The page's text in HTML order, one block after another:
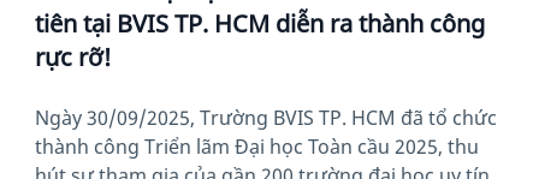
tiên tại BVIS TP. HCM diễn ra thành công
rực rỡ!
Ngày 30/09/2025, Trường BVIS TP. HCM đã tổ chức
thành công Triển lãm Đại học Toàn cầu 2025, thu